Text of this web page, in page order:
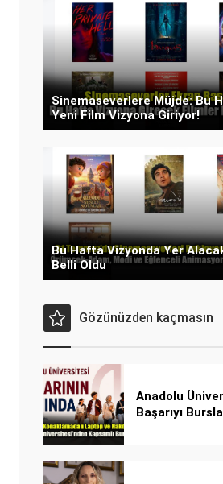
Sinemaseverlere Müjde: Bu
Yeni Film Vizyona Giriyor!
Bu Hafta Vizyonda Yer
Belli Oldu
Gözünüzden kaçmasın
Anadolu
Başarıyı